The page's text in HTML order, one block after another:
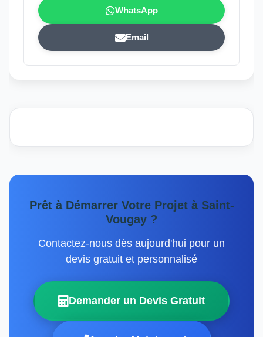
WhatsApp
Email
Prêt à Démarrer Votre Projet à Saint-
Vougay ?
Contactez-nous dès aujourd'hui pour un
devis gratuit et personnalisé
Demander un Devis Gratuit